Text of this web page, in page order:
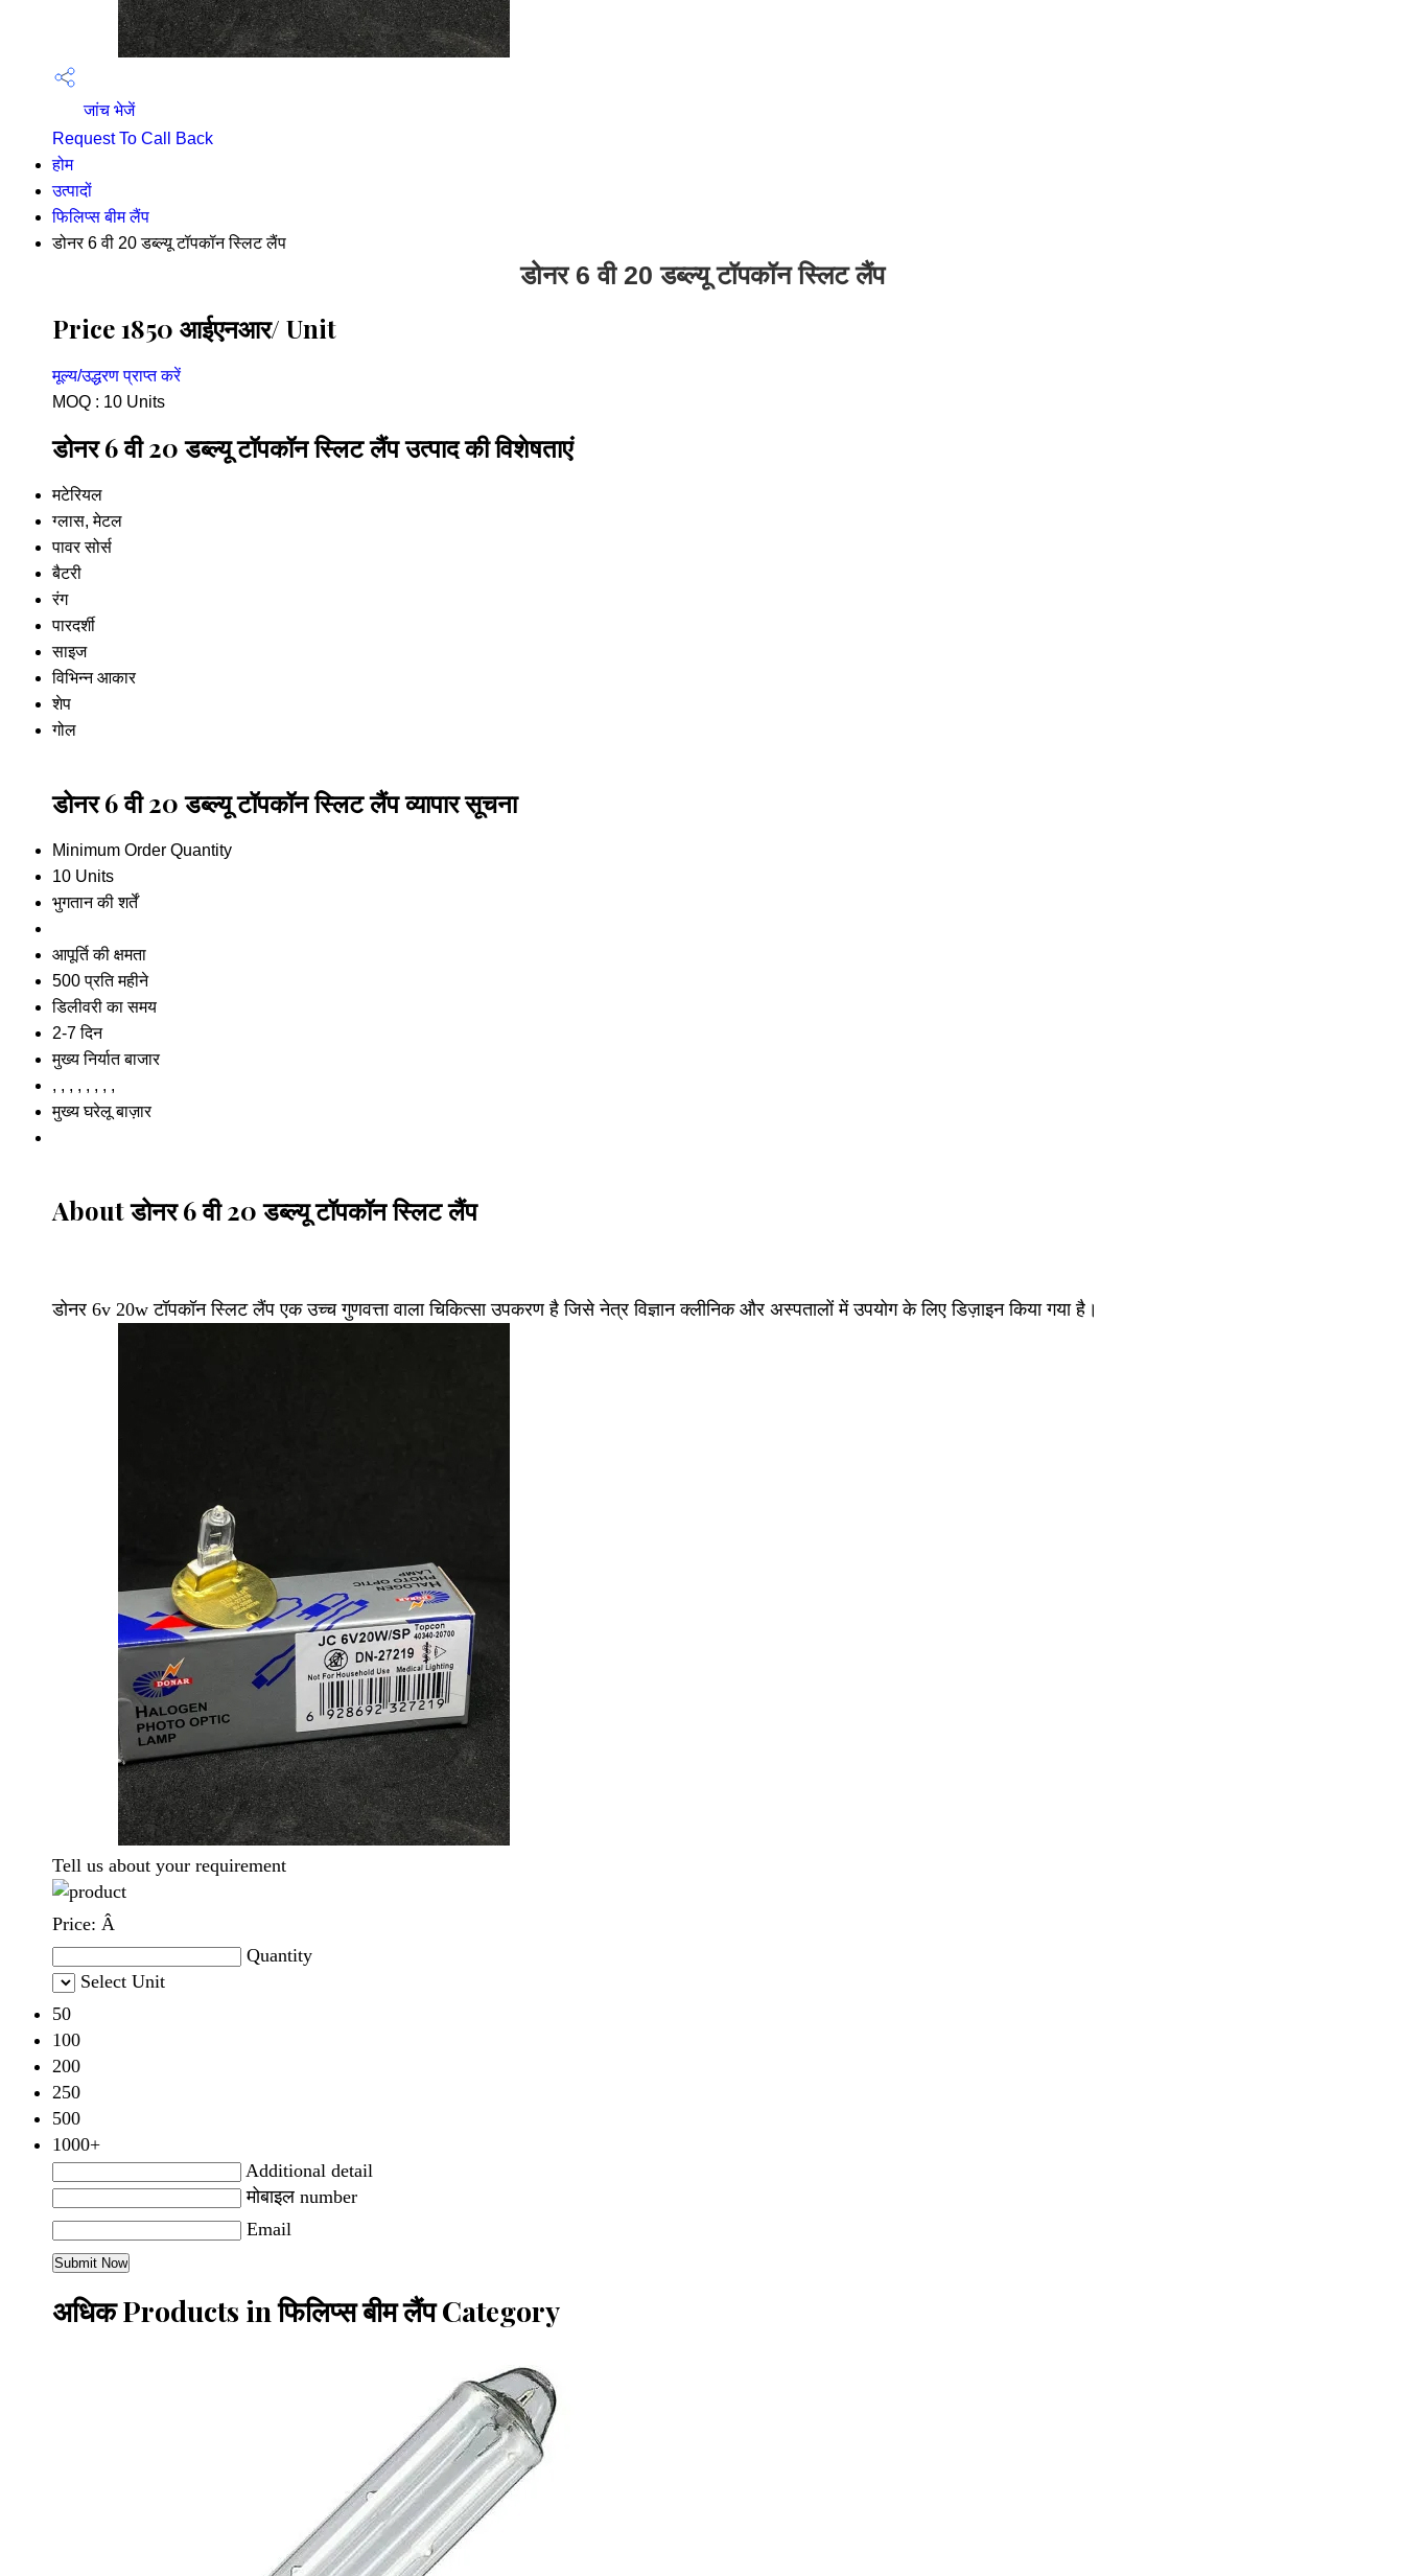
जांच भेजें
Request To Call Back
होम
उत्पादों
फिलिप्स बीम लैंप
डोनर 6 वी 20 डब्ल्यू टॉपकॉन स्लिट लैंप
डोनर 6 वी 20 डब्ल्यू टॉपकॉन स्लिट लैंप
Price 1850 आईएनआर/ Unit
मूल्य/उद्धरण प्राप्त करें
MOQ : 10 Units
डोनर 6 वी 20 डब्ल्यू टॉपकॉन स्लिट लैंप उत्पाद की विशेषताएं
मटेरियल
ग्लास, मेटल
पावर सोर्स
बैटरी
रंग
पारदर्शी
साइज
विभिन्न आकार
शेप
गोल
डोनर 6 वी 20 डब्ल्यू टॉपकॉन स्लिट लैंप व्यापार सूचना
Minimum Order Quantity
10 Units
भुगतान की शर्तें
आपूर्ति की क्षमता
500 प्रति महीने
डिलीवरी का समय
2-7 दिन
मुख्य निर्यात बाजार
, , , , , , , ,
मुख्य घरेलू बाज़ार
About डोनर 6 वी 20 डब्ल्यू टॉपकॉन स्लिट लैंप
डोनर 6v 20w टॉपकॉन स्लिट लैंप एक उच्च गुणवत्ता वाला चिकित्सा उपकरण है जिसे नेत्र विज्ञान क्लीनिक और अस्पतालों में उपयोग के लिए डिज़ाइन किया गया है।
Tell us about your requirement
Price: Â
Quantity
Select Unit
50
100
200
250
500
1000+
Additional detail
मोबाइल number
Email
अधिक Products in फिलिप्स बीम लैंप Category